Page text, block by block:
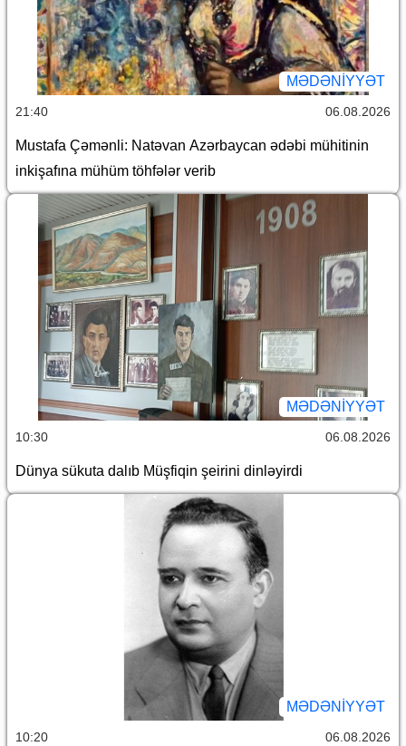
MƏDƏNIYYƏT
21:40 06.08.2026
Mustafa Çəmənli: Natəvan Azərbaycan ədəbi mühitinin
inkişafına mühüm töhfələr verib
MƏDƏNIYYƏT
10:30 06.08.2026
Dünya sükuta dalıb Müşfiqin şeirini dinləyirdi
MƏDƏNIYYƏT
10:20 06.08.2026